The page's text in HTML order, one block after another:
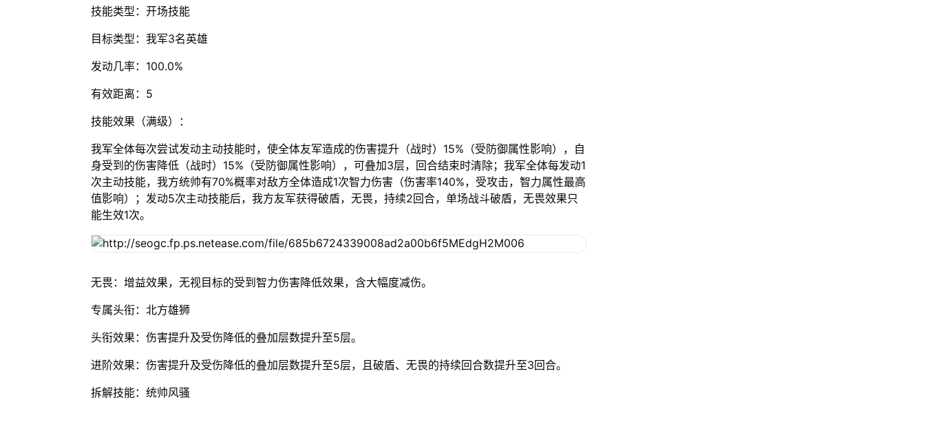
技能类型：开场技能
目标类型：我军3名英雄
发动几率：100.0%
有效距离：5
技能效果（满级）：
我军全体每次尝试发动主动技能时，使全体友军造成的伤害提升（战时）15%（受防御属性影响），自
身受到的伤害降低（战时）15%（受防御属性影响），可叠加3层，回合结束时清除；我军全体每发动1
次主动技能，我方统帅有70%概率对敌方全体造成1次智力伤害（伤害率140%，受攻击，智力属性最高
值影响）；发动5次主动技能后，我方友军获得破盾，无畏，持续2回合，单场战斗破盾，无畏效果只
能生效1次。
无畏：增益效果，无视目标的受到智力伤害降低效果，含大幅度减伤。
专属头衔：北方雄狮
头衔效果：伤害提升及受伤降低的叠加层数提升至5层。
进阶效果：伤害提升及受伤降低的叠加层数提升至5层，且破盾、无畏的持续回合数提升至3回合。
拆解技能：统帅风骚